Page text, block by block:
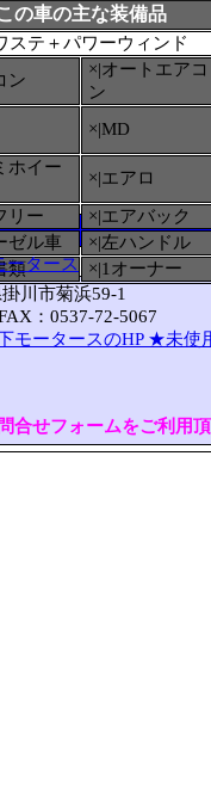
の車の主な装備品
ステ＋パワーウィンド
ン
×|オートエアコ
ン
×|MD
ホイー
×|エアロ
リー
×|エアバック
ゼル車
×|左ハンドル
類 ×|1オーナー
ータース
川市菊浜59-1
：0537-72-5067
モータースのHP ★未使
合せフォームをご利用